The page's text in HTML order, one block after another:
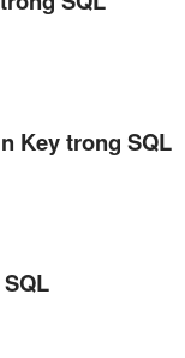
Key trong SQL